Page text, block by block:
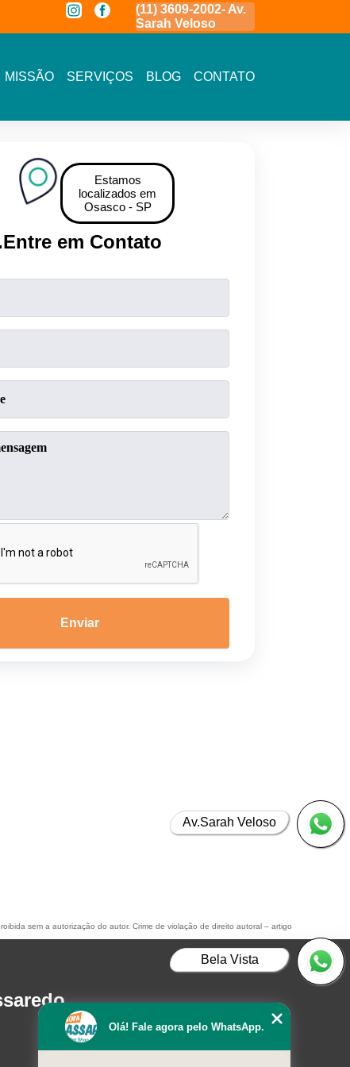
(11) 3591-7778 - Av.
(11) 3609-2002- Av.
Sarah Veloso
MISSÃO SERVIÇOS BLOG CONTATO
Entre em Contato
Estamos
localizados em
Osasco - SP
Enviar
sem a autorização do autor. Crime de violação de direito autoral – artigo
Olá! Fale agora pelo WhatsApp.
Av.Sarah Veloso
Bela Vista